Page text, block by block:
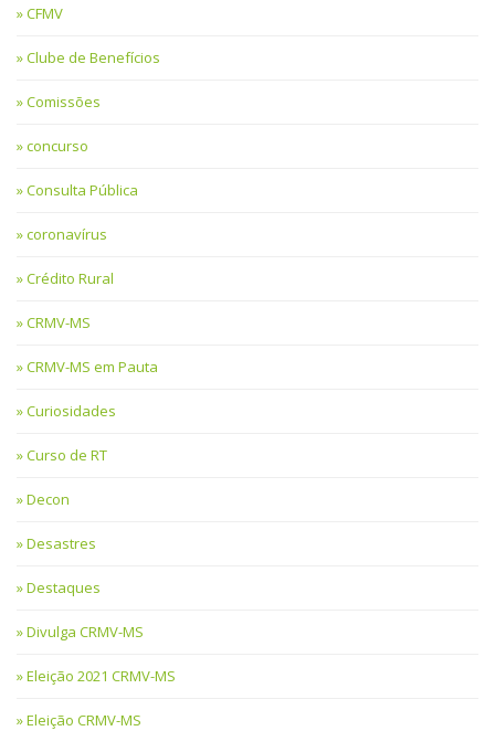
CFMV
Clube de Benefícios
Comissões
concurso
Consulta Pública
coronavírus
Crédito Rural
CRMV-MS
CRMV-MS em Pauta
Curiosidades
Curso de RT
Decon
Desastres
Destaques
Divulga CRMV-MS
Eleição 2021 CRMV-MS
Eleição CRMV-MS